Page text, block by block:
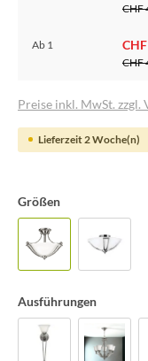
CHF
Ab 1
CHF
Preise inkl. MwSt. zzgl.
Lieferzeit 2 Woche(n)
Größen
Ausführungen